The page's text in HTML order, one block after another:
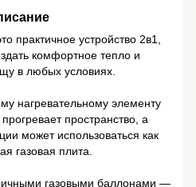
практичное устройство 2в1,
комфортное тепло и
в любых условиях.
нагревательному элементу
пространство, а
может использоваться как
газовая плита.
газовыми баллонами —